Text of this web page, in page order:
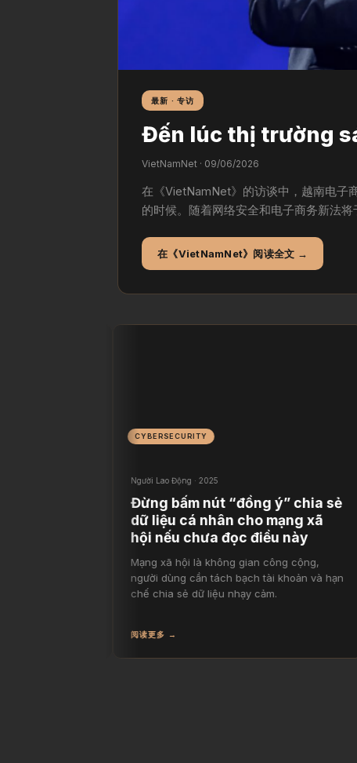
最新 · 专访
Đến lúc thị trường
VietNamNet · 09/06/2026
在《VietNamNet》的访谈中，越南电子
的时候。随着网络安全和电子商务新法
在《VietNamNet》阅读全文 →
CYBERSECURITY
Người Lao Động · 2025
Đừng bấm nút “đồng ý” chia sẻ
dữ liệu cá nhân cho mạng xã
hội nếu chưa đọc điều này
Mạng xã hội là không gian công cộng,
người dùng cần tách bạch tài khoản và hạn
chế chia sẻ dữ liệu nhạy cảm.
阅读更多 → 阅